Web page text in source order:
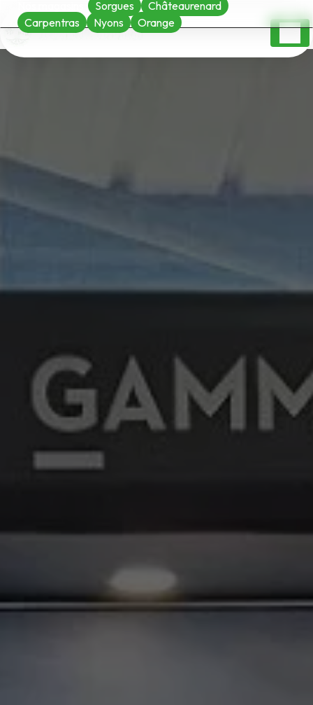
Sorgues
Châteaurenard
Carpentras
Nyons Orange
Panneau de gestion des cookies